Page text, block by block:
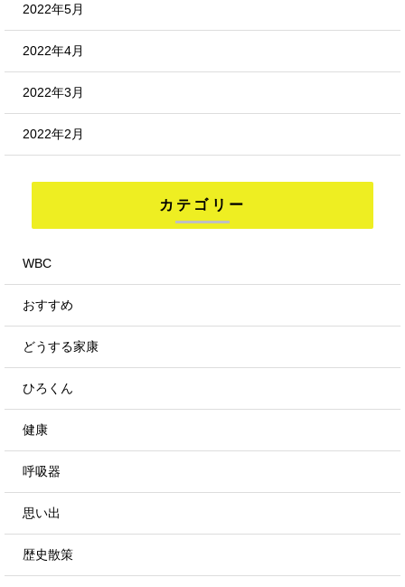
2022年5月
2022年4月
2022年3月
2022年2月
カテゴリー
WBC
おすすめ
どうする家康
ひろくん
健康
呼吸器
思い出
歴史散策